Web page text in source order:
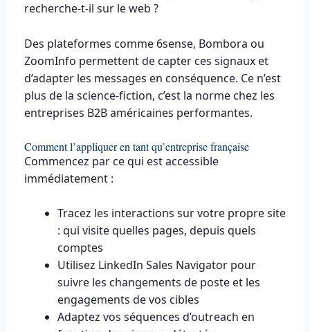
recherche-t-il sur le web ?
Des plateformes comme 6sense, Bombora ou
ZoomInfo permettent de capter ces signaux et
d’adapter les messages en conséquence. Ce n’est
plus de la science-fiction, c’est la norme chez les
entreprises B2B américaines performantes.
Comment l’appliquer en tant qu’entreprise française
Commencez par ce qui est accessible
immédiatement :
Tracez les interactions sur votre propre site
: qui visite quelles pages, depuis quels
comptes
Utilisez LinkedIn Sales Navigator pour
suivre les changements de poste et les
engagements de vos cibles
Adaptez vos séquences d’outreach en